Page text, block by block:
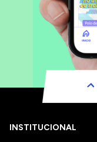
INSTITUCIONAL